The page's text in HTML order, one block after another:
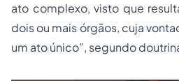
ato complexo, visto que
dois ou mais órgãos, cuja
um ato único”, segundo